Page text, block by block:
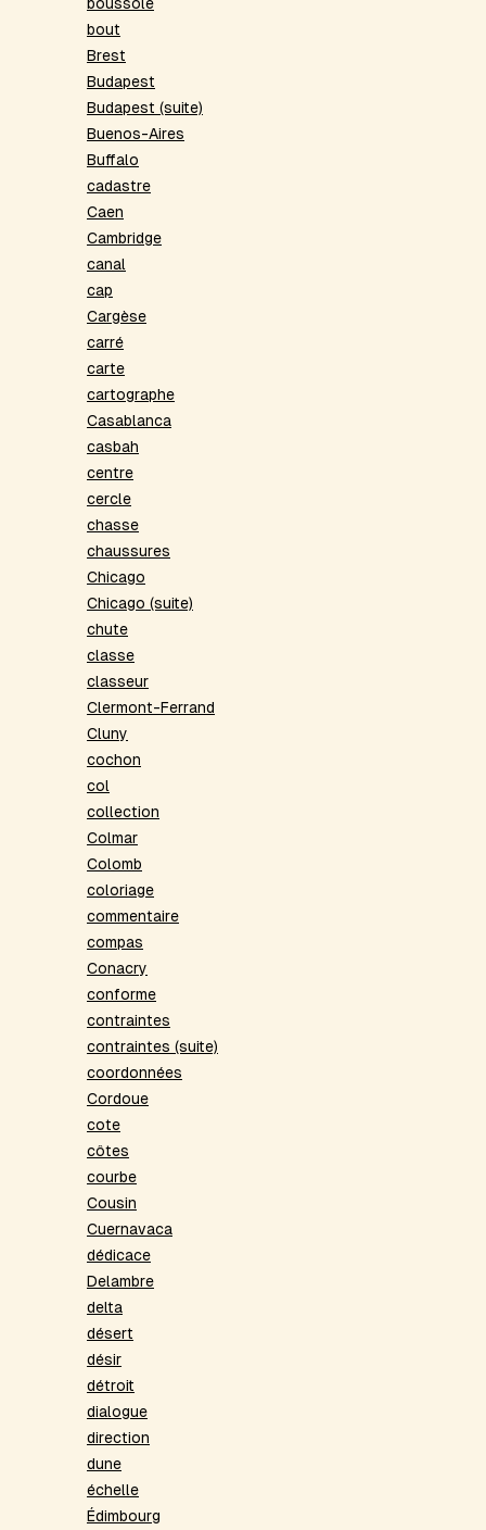
bout
Brest
Budapest
Budapest (suite)
Buenos-Aires
Buffalo
cadastre
Caen
Cambridge
canal
cap
Cargèse
carré
carte
cartographe
Casablanca
casbah
centre
cercle
chasse
chaussures
Chicago
Chicago (suite)
chute
classe
classeur
Clermont-Ferrand
Cluny
cochon
col
collection
Colmar
Colomb
coloriage
commentaire
compas
Conacry
conforme
contraintes
contraintes (suite)
coordonnées
Cordoue
cote
côtes
courbe
Cousin
Cuernavaca
dédicace
Delambre
delta
désert
désir
détroit
dialogue
direction
dune
échelle
Édimbourg